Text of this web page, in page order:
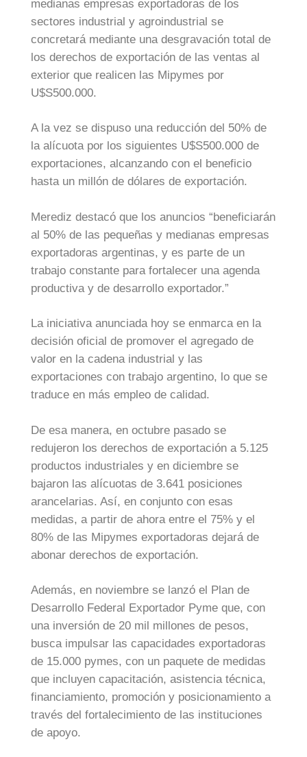
medianas empresas exportadoras de los
sectores industrial y agroindustrial se
concretará mediante una desgravación total de
los derechos de exportación de las ventas al
exterior que realicen las Mipymes por
U$S500.000.
A la vez se dispuso una reducción del 50% de
la alícuota por los siguientes U$S500.000 de
exportaciones, alcanzando con el beneficio
hasta un millón de dólares de exportación.
Merediz destacó que los anuncios “beneficiarán
al 50% de las pequeñas y medianas empresas
exportadoras argentinas, y es parte de un
trabajo constante para fortalecer una agenda
productiva y de desarrollo exportador.”
La iniciativa anunciada hoy se enmarca en la
decisión oficial de promover el agregado de
valor en la cadena industrial y las
exportaciones con trabajo argentino, lo que se
traduce en más empleo de calidad.
De esa manera, en octubre pasado se
redujeron los derechos de exportación a 5.125
productos industriales y en diciembre se
bajaron las alícuotas de 3.641 posiciones
arancelarias. Así, en conjunto con esas
medidas, a partir de ahora entre el 75% y el
80% de las Mipymes exportadoras dejará de
abonar derechos de exportación.
Además, en noviembre se lanzó el Plan de
Desarrollo Federal Exportador Pyme que, con
una inversión de 20 mil millones de pesos,
busca impulsar las capacidades exportadoras
de 15.000 pymes, con un paquete de medidas
que incluyen capacitación, asistencia técnica,
financiamiento, promoción y posicionamiento a
través del fortalecimiento de las instituciones
de apoyo.